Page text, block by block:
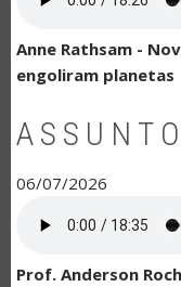
Anne Rathsam -
engoliram planetas
06/07/2026
Prof. Anderson